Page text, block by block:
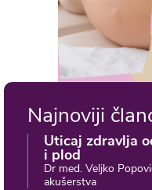
Najnoviji
Uticaj zdravlja
i plod
Dr med. Veljko
akušerstva